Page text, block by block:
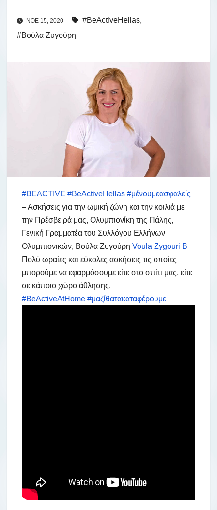
ΝΟΈ 15, 2020 #BeActiveHellas,
#Βούλα Ζυγούρη
#BEACTIVE #BeActiveHellas #μένουμεασφαλείς
– Ασκήσεις για την ωμική ζώνη και την κοιλιά με
την Πρέσβειρά μας, Ολυμπιονίκη της Πάλης,
Γενική Γραμματέα του Συλλόγου Ελλήνων
Ολυμπιονικών, Βούλα Ζυγούρη Voula Zygouri B
Πολύ ωραίες και εύκολες ασκήσεις τις οποίες
μπορούμε να εφαρμόσουμε είτε στο σπίτι μας, είτε
σε κάποιο χώρο άθλησης.
#BeActiveAtHome #μαζίθατακαταφέρουμε